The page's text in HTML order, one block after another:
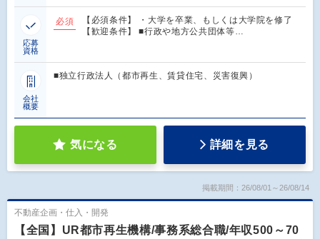
応募
資格
必須
【必須条件】 ・大学を卒業、もしくは大学院を修了
【歓迎条件】 ■行政や地方公共団体等…
会社
概要
■独立行政法人（都市再生、賃貸住宅、災害復興）
気になる 詳細を見る
掲載期間：26/08/01～26/08/14
不動産企画・仕入・開発
【全国】UR都市再生機構/事務系総合職/年収500～70